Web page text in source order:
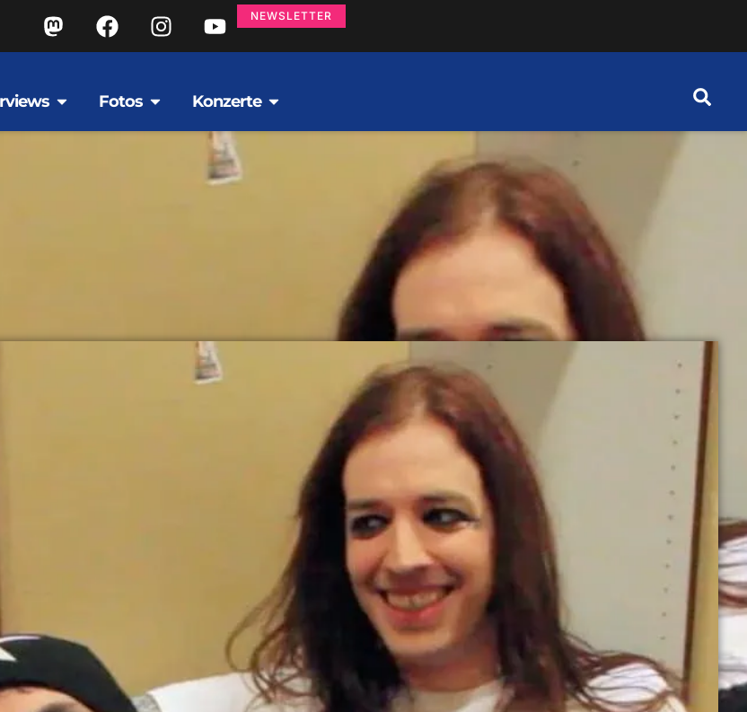
NEWSLETTER
Fotos Konzerte